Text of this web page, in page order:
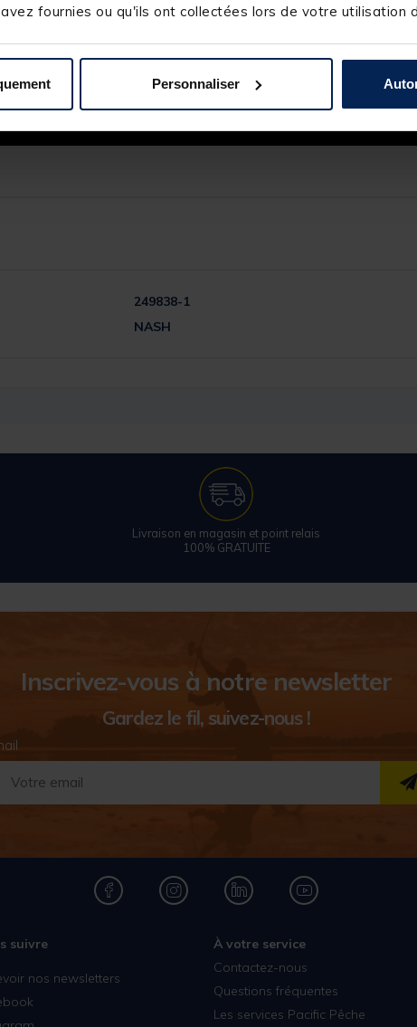
fournies ou qu'ils ont collectées lors de votre utilisation
Personnaliser
249838-1
NASH
Livraison en magasin et point relais
100% GRATUITE
Inscrivez-vous à notre newsletter
Gardez le fil, suivez-nous !
suivre
nos newsletters
À votre service
Contactez-nous
Questions fréquentes
Les services Pacific Pêche